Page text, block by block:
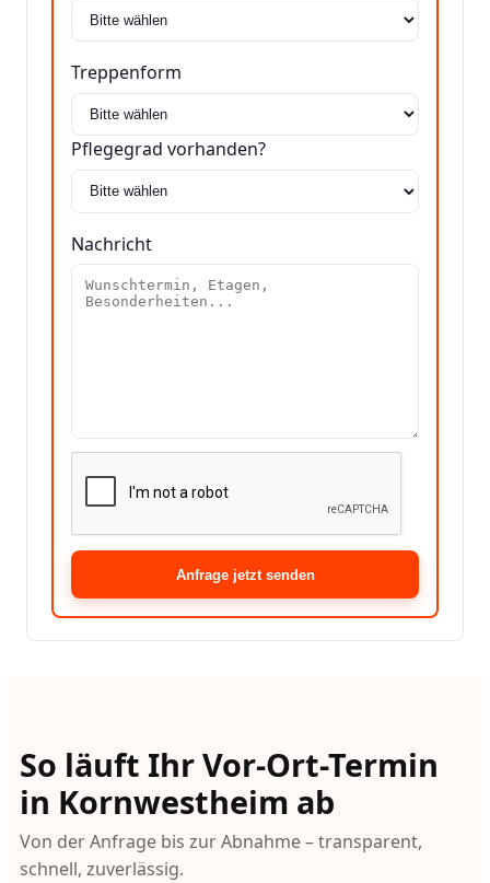
Treppenform
Pflegegrad vorhanden?
Nachricht
Anfrage jetzt senden
So läuft Ihr Vor-Ort-Termin
in Kornwestheim ab
Von der Anfrage bis zur Abnahme – transparent,
schnell, zuverlässig.